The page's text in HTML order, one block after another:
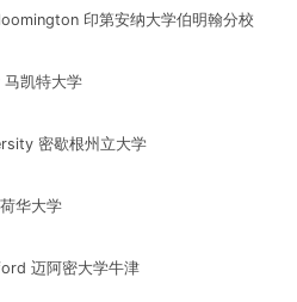
印第安纳大学伯明翰分校
凯特大学
密歇根州立大学
华大学
迈阿密大学牛津